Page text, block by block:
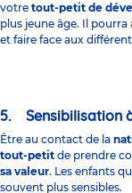
votre tout-petit de
plus jeune âge. Il
et faire face aux
5. Sensibilisation
Être au contact de la
tout-petit de prendre
sa valeur. Les enfants
souvent plus sensibles.